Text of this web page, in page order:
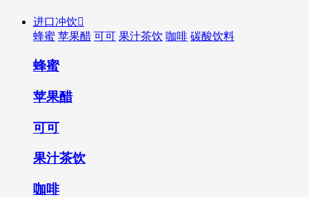
进口冲饮
蜂蜜 苹果醋 可可 果汁茶饮 咖啡 碳酸饮料
蜂蜜
苹果醋
可可
果汁茶饮
咖啡